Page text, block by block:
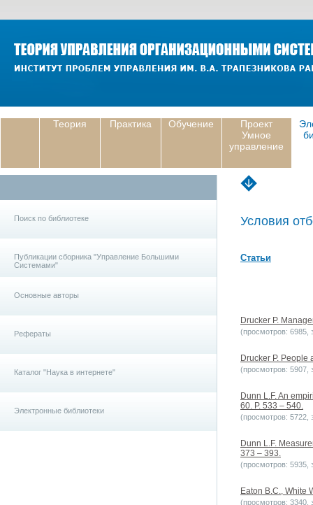
Теория Практика Обучение
Проект
Умное
управление
Поиск по библиотеке
Публикации сборника "Управление Большими
Системами"
Основные авторы
Рефераты
Каталог "Наука в интернете"
Электронные библиотеки
Условия
Статьи
Drucker P.
(просмотров: 6985,
Drucker P.
(просмотров: 5907,
Dunn L.F. An
60. P. 533 – 540.
(просмотров: 5722,
Dunn L.F.
373 – 393.
(просмотров: 5935,
Eaton B.C., White
(просмотров: 3340,